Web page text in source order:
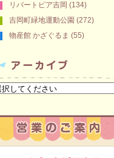
リバートピア吉岡 (134)
吉岡町緑地運動公園 (272)
物産館 かざぐるま (55)